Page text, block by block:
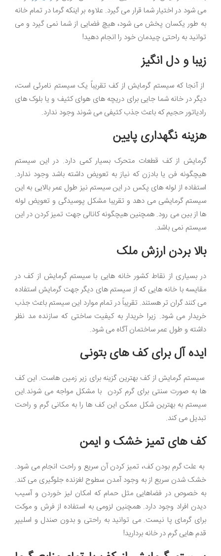
می شود در اختیار شما قرار می گیرد. علاوه بر اینکه گرما در تمام خانه
به طور یکسان پخش می شود، هیچ فضایی از شما نمی گیرد و می
توانید به راحتی چیدمان خود را انجام دهید!
زیبا و دل انگیز
از آنجا که سیستم گرمایش از کف تقریباً یک سیستم نامرئی است،
دیگر در خانه شما جایی برای دریچه های هوای کثیف و یا بلوک های
رادیاتور حجیم که باعث جذب کثیفی می شوند وجود ندارد.
هزینه نگهداری پایین
گرمایش از کف قطعات متحرک بسیار کمی دارد. در این سیستم
هیچگونه فن یا بادزن که نیاز به تعویض داشته باشد وجود ندارد.
استفاده از لوله های پکس در این سیستم نیز طول عمر بالایی به این
سیستم گرمایشی می دهد و تقریبا مشکل پوسیدگی و تعویض لوله
ها از بین می رود. همچنین هیچگونه کانالی جهت تمیز کردن در این
سیستم نمی باشد.
بالا بردن ارزش ملک
در بسیاری از نقاط کشور خانه هایی با سیستم گرمایش از کف در
مقایسه با خانه هایی که از سیستم های دیگر جهت گرمایش استفاده
می کنند گران تر هستند. تقریباً در تمام موارد این سیستم باعث جذب
خریدار می شود. زیرا خریدار به کیفیت ساختی که سازنده مد نظر
داشته و طول عمر ساختمان آگاه می شود.
ایده آل برای کف های بتونی
سیستم گرمایش از کف بهترین گزینه برای زیر زمین هاست. این کف
ها به صورت سنتی برای گرم کردن با مشکل مواجه می شوند.این
سیستم به بهترین شکل ممکن این کف ها را به مکانی گرم و راحت
تبدیل می کند.
کف های تمیز خشک و ایمن
به علت گرم بودن کف، تمیز کردن آن سریع و راحت انجام می شود.
خشک شدن سریع از به وجود آمدن سطوح لغزنده جلوگیری می کند.
به خصوص در فضاهایی مثل حمام که امکان لیز خوردن و آسیب
دیدن افراد وجود دارد. همچنین لزومی به استفاده از فرش و موکت
برای گرمای پا نیست. می توانید به راحتی و بدون صندل و اسلیپر
قدم هایی گرم در خانه بردارید!